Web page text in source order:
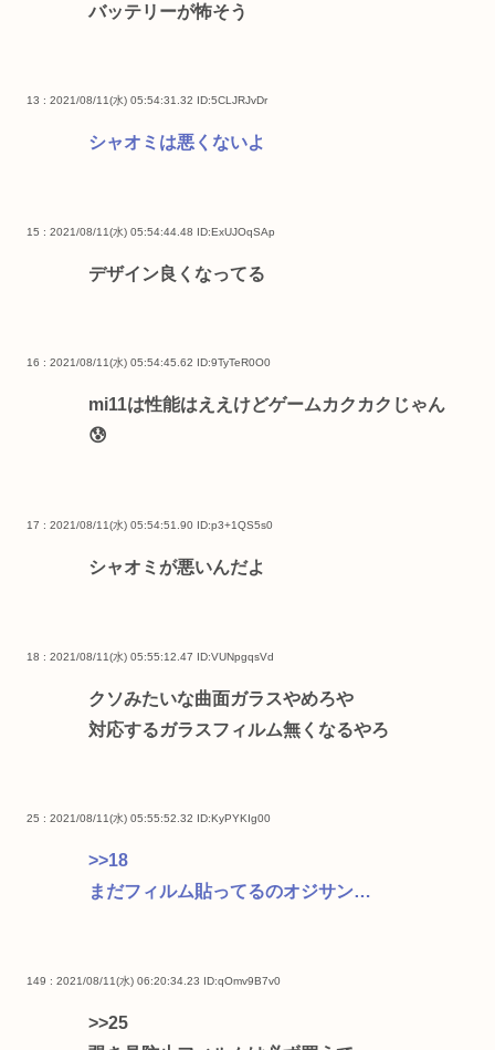
バッテリーが怖そう
13 : 2021/08/11(水) 05:54:31.32 ID:5CLJRJvDr
シャオミは悪くないよ
15 : 2021/08/11(水) 05:54:44.48 ID:ExUJOqSAp
デザイン良くなってる
16 : 2021/08/11(水) 05:54:45.62 ID:9TyTeR0O0
mi11は性能はええけどゲームカクカクじゃん
😰
17 : 2021/08/11(水) 05:54:51.90 ID:p3+1QS5s0
シャオミが悪いんだよ
18 : 2021/08/11(水) 05:55:12.47 ID:VUNpgqsVd
クソみたいな曲面ガラスやめろや
対応するガラスフィルム無くなるやろ
25 : 2021/08/11(水) 05:55:52.32 ID:KyPYKIg00
>>18
まだフィルム貼ってるのオジサン…
149 : 2021/08/11(水) 06:20:34.23 ID:qOmv9B7v0
>>25